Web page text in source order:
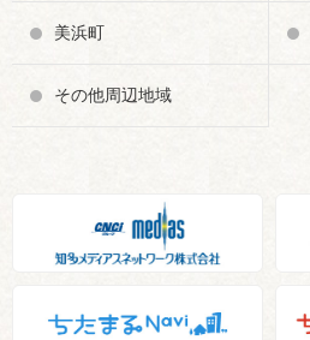
美浜町
その他周辺地域